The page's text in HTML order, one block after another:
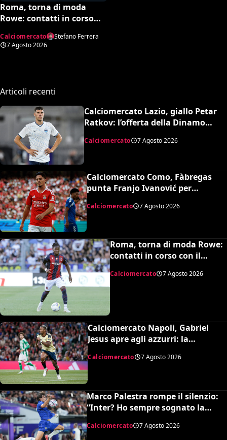
Roma, torna di moda
Rowe: contatti in corso
Calciomercato
Stefano Ferrera
7 Agosto 2026
Articoli recenti
Calciomercato Lazio, giallo Petar
Ratkov: l’offerta della Dinamo
Calciomercato 7 Agosto 2026
Calciomercato Como, Fàbregas
punta Franjo Ivanović per
l’attacco: il punto sulla trattativa
Calciomercato 7 Agosto 2026
Roma, torna di moda Rowe:
contatti in corso con il
Bologna
Calciomercato 7 Agosto 2026
Calciomercato Napoli, Gabriel
Jesus apre agli azzurri: la
Calciomercato 7 Agosto 2026
Marco Palestra rompe il silenzio:
“Inter? Ho sempre sognato la
Premier League e il Chelsea”
Calciomercato 7 Agosto 2026